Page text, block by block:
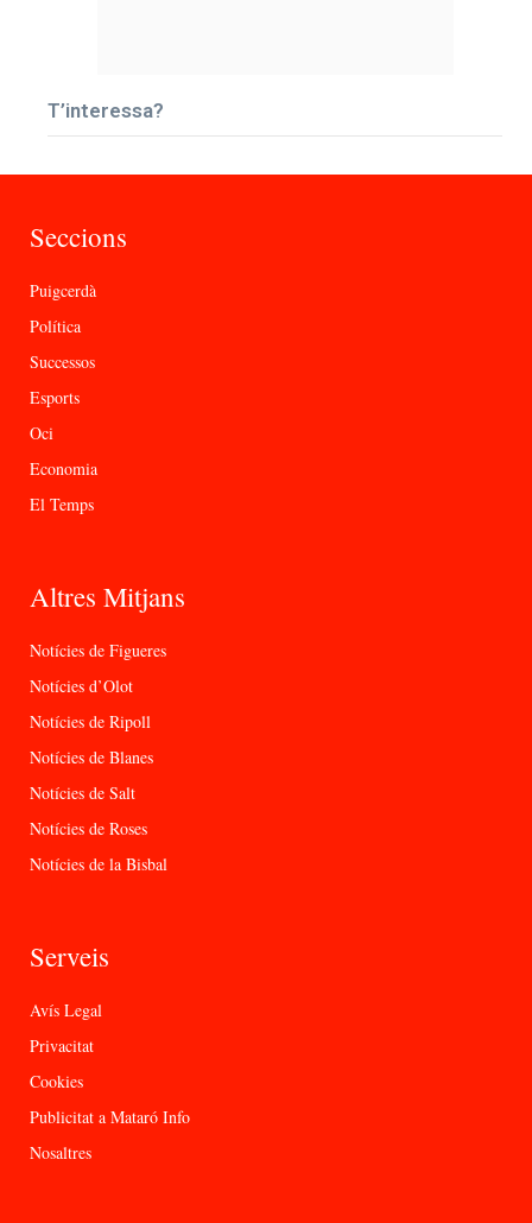
T’interessa?
Seccions
Puigcerdà
Política
Successos
Esports
Oci
Economia
El Temps
Altres Mitjans
Notícies de Figueres
Notícies d’Olot
Notícies de Ripoll
Notícies de Blanes
Notícies de Salt
Notícies de Roses
Notícies de la Bisbal
Serveis
Avís Legal
Privacitat
Cookies
Publicitat a Mataró Info
Nosaltres